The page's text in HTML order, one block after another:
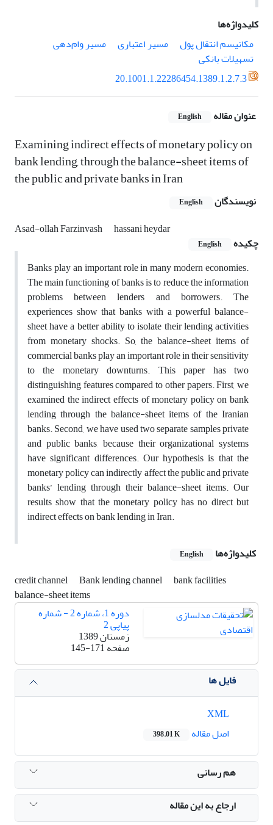
کلیدواژه‌ها
مکانیسم انتقال پول
مسیر اعتباری
مسیر وام‌دهی
تسهیلات بانکی
20.1001.1.22286454.1389.1.2.7.3
عنوان مقاله English
Examining indirect effects of monetary policy on
bank lending, through the balance-sheet items of
the public and private banks in Iran
نویسندگان English
Asad-ollah Farzinvash
hassani heydar
چکیده
English
Banks play an important role in many modern economies.
The main functioning of banks is to reduce the information
problems between lenders and borrowers. The
experiences show that banks with a powerful balance-
sheet have a better ability to isolate their lending activities
from monetary shocks. So, the balance-sheet items of
commercial banks play an important role in their sensitivity
to the monetary downturns. This paper has two
distinguishing features compared to other papers. First, we
examined the indirect effects of monetary policy on bank
lending through the balance-sheet items of the Iranian
banks. Second, we have used two separate samples private
and public banks, because their organizational systems
have significant differences. Our hypothesis is that the
monetary policy can indirectly affect the public and private
banks’ lending through their balance-sheet items. Our
results show that the monetary policy has no direct but
indirect effects on bank lending in Iran.
کلیدواژه‌ها
English
credit channel Bank lending channel
bank facilities
balance-sheet items
دوره 1، شماره 2 - شماره
پیاپی 2
زمستان 1389
صفحه145-171
فایل ها
اصل مقاله
398.01 K
هم رسانی
ارجاع به این مقاله